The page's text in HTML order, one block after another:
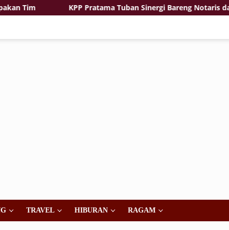
KPP Pratama Tuban Sinergi Bareng Notaris dan
TRAVEL HIBURAN RAGAM